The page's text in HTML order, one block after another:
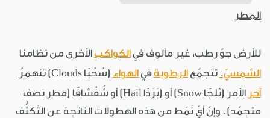
المطر
للأرض جوّ رطب، غير مألوف في الكواكبالأخرى من نظامنا
الشمسيّ. تتجمّع الرطوبة في الهواء (سُحُبًا Clouds) تنهمرُ
آخر
الأمر (ثلجًا Snow) أو (بَرَدًا Hail) أو شَفْشافًا (مطر نصف
متجمّد). وإنّ أيّ نَمَط من هذه الهطولات الناتجة عن التَكثُّف